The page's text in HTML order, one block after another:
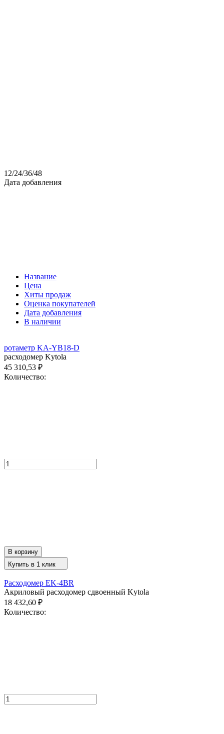
12/24/36/48
Дата добавления
Название
Цена
Хиты продаж
Оценка покупателей
Дата добавления
В наличии
ротаметр KA-YB18-D
расходомер Kytola
45 310,53 ₽
Количество:
В корзину
Купить в 1 клик
Расходомер EK-4BR
Акриловый расходомер сдвоенный Kytola
18 432,60 ₽
Количество: